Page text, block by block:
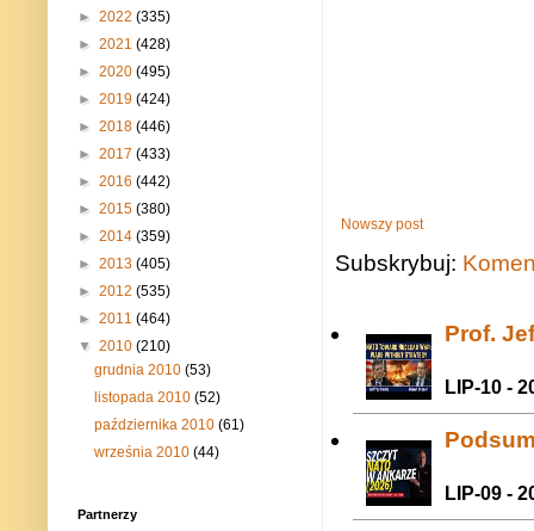
Nowszy post
Subskrybuj:
Prof.
LIP-10 -
LIP-09 -
► 2022 (335)
► 2021 (428)
► 2020 (495)
► 2019 (424)
► 2018 (446)
► 2017 (433)
► 2016 (442)
► 2015 (380)
► 2014 (359)
► 2013 (405)
► 2012 (535)
► 2011 (464)
▼ 2010 (210)
grudnia 2010(53)
listopada 2010(52)
października 2010(61)
września 2010(44)
Partnerzy